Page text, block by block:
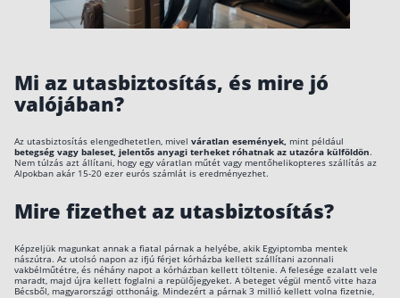
Kockázati életbiztosítás 🛡
Megtakarítással kombinált életbiztosítás
Egészségbiztosítás
Egészségbiztosítás cégeknek
Magán egészségbiztosítás 💊
Betegbiztosítás
Mi az utasbiztosítás, és mire jó
valójában?
Az utasbiztosítás elengedhetetlen, mivel váratlan események, mint például
betegség vagy baleset, jelentős anyagi terheket róhatnak az utazóra külföldön.
Nem túlzás azt állítani, hogy egy váratlan műtét vagy mentőhelikopteres szállítás az
Alpokban akár 15-20 ezer eurós számlát is eredményezhet.
Mire fizethet az utasbiztosítás?
Képzeljük magunkat annak a fiatal párnak a helyébe, akik Egyiptomba mentek
nászútra. Az utolsó napon az ifjú férjet kórházba kellett szállítani azonnali
vakbélműtétre, és néhány napot a kórházban kellett töltenie. A felesége ezalatt vele
maradt, majd újra kellett foglalni a repülőjegyeket. A beteget végül mentő vitte haza
Bécsből, magyarországi otthonáig. Mindezért a párnak 3 millió kellett volna fizetnie,